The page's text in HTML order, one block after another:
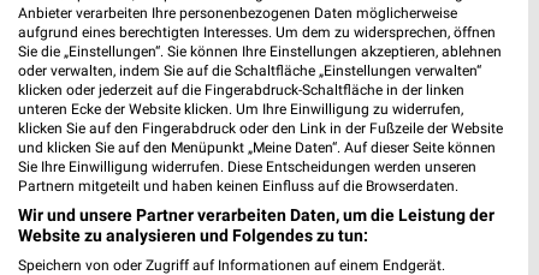
📅 Kalendereintrag erstellen
PROSPEKT BLÄTTERN
URLAUB & REISEN
Anbieter verarbeiten Ihre personenbezogenen Daten möglicherweise
aufgrund eines berechtigten Interesses. Um dem zu widersprechen, öffnen
Sie die „Einstellungen“. Sie können Ihre Einstellungen akzeptieren, ablehnen
oder verwalten, indem Sie auf die Schaltfläche „Einstellungen verwalten“
klicken oder jederzeit auf die Fingerabdruck-Schaltfläche in der linken
unteren Ecke der Website klicken. Um Ihre Einwilligung zu widerrufen,
klicken Sie auf den Fingerabdruck oder den Link in der Fußzeile der Website
und klicken Sie auf den Menüpunkt „Meine Daten“. Auf dieser Seite können
Sie Ihre Einwilligung widerrufen. Diese Entscheidungen werden unseren
Partnern mitgeteilt und haben keinen Einfluss auf die Browserdaten.
Wir und unsere Partner verarbeiten Daten, um die Leistung der
Website zu analysieren und Folgendes zu tun:
Speichern von oder Zugriff auf Informationen auf einem Endgerät.